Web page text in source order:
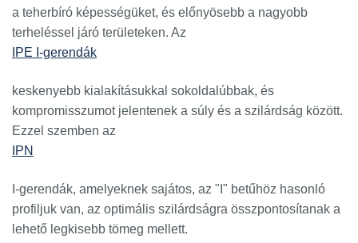
a teherbíró képességüket, és előnyösebb a nagyobb
terheléssel járó területeken. Az
IPE I-gerendák
keskenyebb kialakításukkal sokoldalúbbak, és
kompromisszumot jelentenek a súly és a szilárdság között.
Ezzel szemben az
IPN
I-gerendák, amelyeknek sajátos, az "I" betűhöz hasonló
profiljuk van, az optimális szilárdságra összpontosítanak a
lehető legkisebb tömeg mellett.